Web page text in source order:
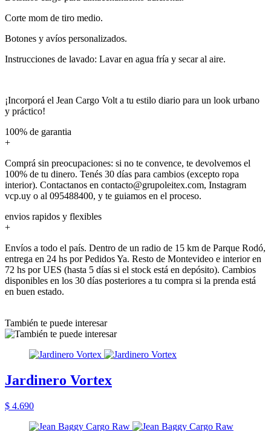
Corte mom de tiro medio.
Botones y avíos personalizados.
Instrucciones de lavado: Lavar en agua fría y secar al aire.
¡Incorporá el Jean Cargo Volt a tu estilo diario para un look urbano
y práctico!
100% de garantia
+
Comprá sin preocupaciones: si no te convence, te devolvemos el
100% de tu dinero. Tenés 30 días para cambios (excepto ropa
interior). Contactanos en contacto@grupoleitex.com, Instagram
vcp.uy o al 095488400, y te guiamos en el proceso.
envios rapidos y flexibles
+
Envíos a todo el país. Dentro de un radio de 15 km de Parque Rodó,
entrega en 24 hs por Pedidos Ya. Resto de Montevideo e interior en
72 hs por UES (hasta 5 días si el stock está en depósito). Cambios
disponibles en los 30 días posteriores a tu compra si la prenda está
en buen estado.
También te puede interesar
Jardinero Vortex
$ 4.690